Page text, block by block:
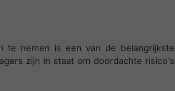
te nemen is een van de belangrijkste
zijn in staat om doordachte risico’s